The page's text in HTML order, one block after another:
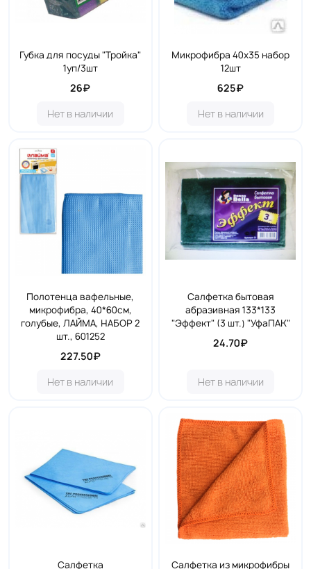
Губка для посуды "Тройка"
1уп/3шт
26₽
Нет в наличии
Микрофибра 40х35 набор
12шт
625₽
Нет в наличии
Полотенца вафельные,
микрофибра, 40*60см,
голубые, ЛАЙМА, НАБОР 2
шт., 601252
227.50₽
Нет в наличии
Салфетка бытовая
абразивная 133*133
"Эффект" (3 шт.) "УфаПАК"
24.70₽
Нет в наличии
Салфетка Салфетка из микрофибры